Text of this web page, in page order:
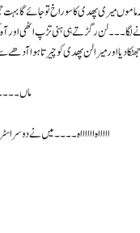
میری پھدی کا سوراخ تو جائے گا بہت
۔ ۔ ۔ لن رگڑتے ہی ہنی تڑپ اٹھی اور آہ
اور میرا لن پھدی کو چیرتا ہوا آدھے
ماں ۔ ۔ ۔
اااااه ااااااه ۔ ۔ ۔ ۔ میں نے دوسرا